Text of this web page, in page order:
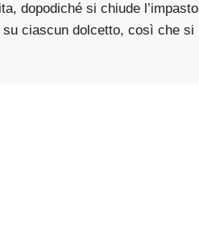
dopodiché si chiude l’impasto
ciascun dolcetto, così che si